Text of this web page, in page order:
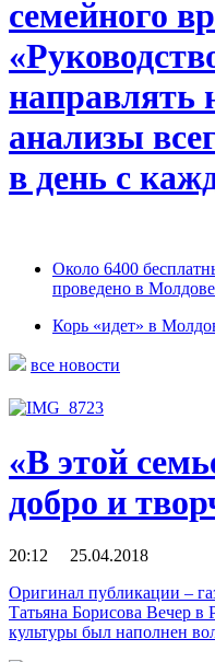
семейного
направлять
анализы
в день с
Около 6400
проведено в
Корь «идет» в
все новости
«В этой
добро и
20:12 25.04.2018
Оригинал публикации –
Татьяна Борисова Вечер в
культуры был наполнен